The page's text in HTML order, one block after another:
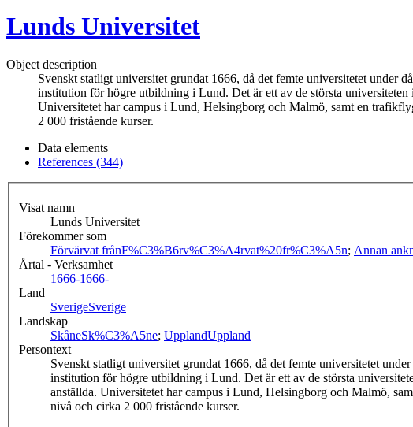
Lunds Universitet
Object description
Svenskt statligt universitet grundat 1666, då det femte universitetet under
institution för högre utbildning i Lund. Det är ett av de största
Universitetet har campus i Lund, Helsingborg och Malmö, samt en
2 000 fristående kurser.
Data elements
References (344)
Visat namn
Lunds Universitet
Förekommer som
Förvärvat frånF%C3%B6rv%C3%A4rvat%20fr%C3%A5n; Annan
Årtal - Verksamhet
1666-1666-
Land
SverigeSverige
Landskap
SkåneSk%C3%A5ne; UpplandUppland
Persontext
Svenskt statligt universitet grundat 1666, då det femte universitetet
institution för högre utbildning i Lund. Det är ett av de största
anställda. Universitetet har campus i Lund, Helsingborg och Malmö,
nivå och cirka 2 000 fristående kurser.